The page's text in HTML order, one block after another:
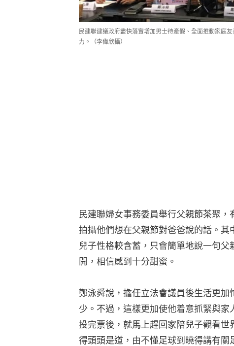
民建聯建議政府盡快落實增加男士待產假、全面推動家庭
力。（李偉欣攝）
民建聯婦女事務委員舉行父親節茶聚，
拍攝他們想在父親節對爸爸說的話。
兒子性格較含蓄，只會簡單地說一句
開，相信感到十分甜蜜。
鄭泳舜說，擔任立法會議員後生活更
少。不過，這樣更加使他着意抓緊與
投完票後，就馬上趕回家陪兒子觀看
得頭頭是道，由不懂足球到曉得講有